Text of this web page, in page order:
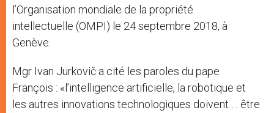
l’Organisation mondiale de la propriété
intellectuelle (OMPI) le 24 septembre 2018, à
Genève.
Mgr Ivan Jurkovič a cité les paroles du pape
François : «l’intelligence artificielle, la robotique et
les autres innovations technologiques doivent … être